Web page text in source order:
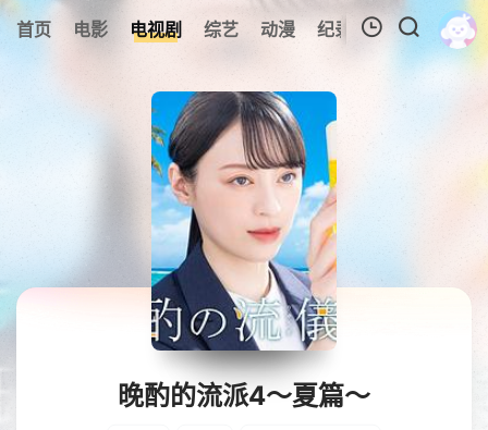
首页 电影 电视剧 综艺 动漫 纪录片 视频短片
暂无观看影片的记录
晚酌的流派4～夏篇～